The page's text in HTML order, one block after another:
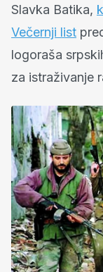
Slavka Batika,
Večernji list
logoraša
za istraživanje